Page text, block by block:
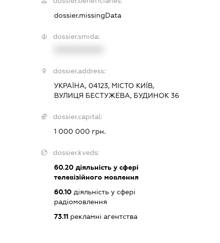
dossier.missingData
dossier.smida:
dossier.address:
УКРАЇНА, 04123, МІСТО КИЇВ,
ВУЛИЦЯ БЕСТУЖЕВА, БУДИНОК 36
dossier.capital:
1 000 000 грн.
dossier.kveds:
60.20діяльність у сфері
телевізійного мовлення
60.10діяльність у сфері
радіомовлення
73.11рекламні агентства